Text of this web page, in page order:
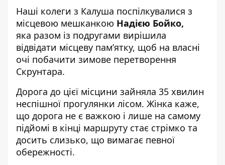
Наші колеги з Калуша поспілкувалися з
місцевою мешканкою Надією Бойко,
яка разом із подругами вирішила
відвідати місцеву пам’ятку, щоб на власні
очі побачити зимове перетворення
Скрунтара.
Дорога до цієї місцини зайняла 35 хвилин
неспішної прогулянки лісом. Жінка каже,
що дорога не є важкою і лише на самому
підйомі в кінці маршруту стає стрімко та
досить слизько, що вимагає певної
обережності.